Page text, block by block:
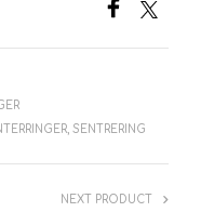
SENTRERING
NEXT PRODUCT